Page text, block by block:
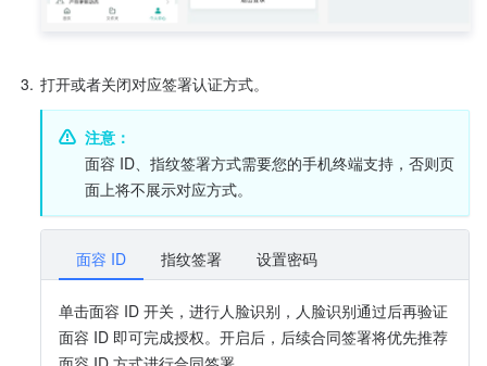
3. 打开或者关闭对应签署认证方式。
注意：
面容 ID、指纹签署方式需要您的手机终端支持，否则页
面上将不展示对应方式。
面容 ID 指纹签署 设置密码
单击面容 ID 开关，进行人脸识别，人脸识别通过后再验证
面容 ID 即可完成授权。开启后，后续合同签署将优先推荐